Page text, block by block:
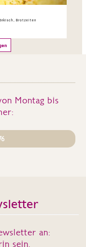
Montag bis
an:
sein.